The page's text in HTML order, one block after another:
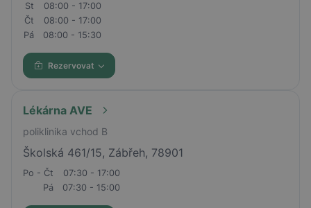
St
08:00 - 17:00
Čt
08:00 - 17:00
Pá
08:00 - 15:30
Rezervovat
Lékárna AVE
poliklinika vchod B
Školská 461/15, Zábřeh, 78901
Po - Čt
07:30 - 17:00
Pá
07:30 - 15:00